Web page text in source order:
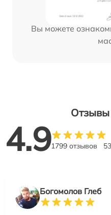
Вы можете
Отзывы
4.91799 отзывов
Богомолов Глеб